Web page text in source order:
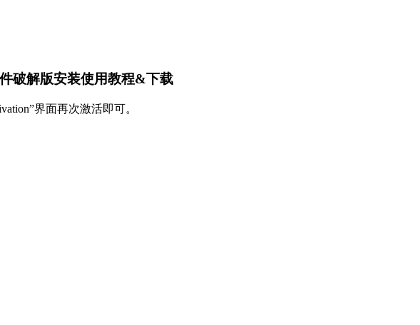
破解版安装使用教程&下载
界面再次激活即可。